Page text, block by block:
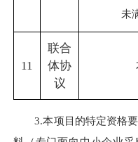
未
11
联合
体协
议
3.本项目的特定资格